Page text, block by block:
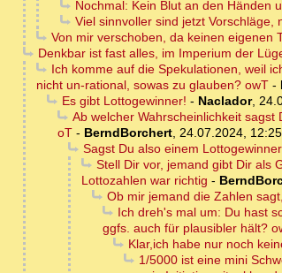
Nochmal: Kein Blut an den Händen
Viel sinnvoller sind jetzt
Von mir verschoben, da keinen eigenen
Denkbar ist fast alles, im Imperium der
Ich komme auf die Spekulationen, weil
nicht un-rational, sowas zu glauben? owT -
Es gibt Lottogewinner! - Naclador,
Ab welcher Wahrscheinlichkeit
oT - BerndBorchert, 24.07.2024, 12:25
Sagst Du also einem
Stell Dir vor, jemand gibt Dir als
Lottozahlen war richtig -
Ob mir jemand die Zahlen
Ich dreh's mal um: Du hast
ggfs. auch für plausibler hält?
Klar,ich habe nur noch
1/5000 ist eine mini